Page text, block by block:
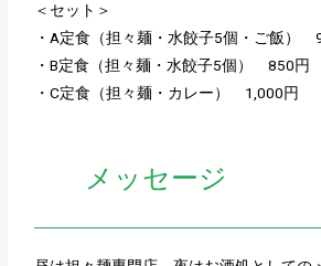
＜セット＞
・A定食（担々麺・水餃子5個・ご飯）
・B定食（担々麺・水餃子5個） 850円
・C定食（担々麺・カレー） 1,000円
メッセージ